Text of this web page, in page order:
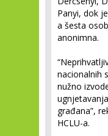
Panyi, dok
a šesta
anonimna.
nacionalnih
nužno
građana”,
HCLU-a.